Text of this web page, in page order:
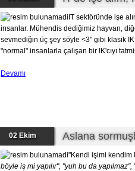
IT sektöründe işe
insanlar. Mühendis dediğimiz hayvan,
sevmediğin üç şey söyle <3" gibi klasik
"normal" insanlarla çalışan bir IK'cıyı
Devamı
02 Ekim Aslana
"Kendi işimi kendim
böyle iş mi yapılır", "yuh bu da